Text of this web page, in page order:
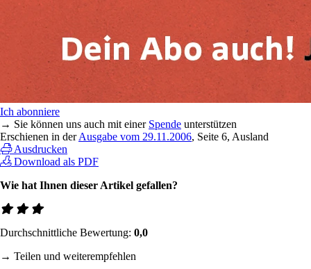
Ich abonniere
→ Sie können uns auch mit einer Spende unterstützen
Erschienen in derAusgabe vom 29.11.2006, Seite 6, Ausland
Ausdrucken
Download als PDF
Wie hat Ihnen dieser Artikel gefallen?
Durchschnittliche Bewertung: 0,0
→ Teilen und weiterempfehlen